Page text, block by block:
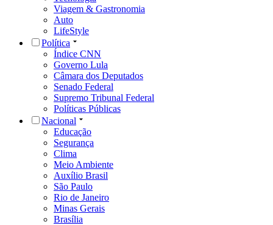
Viagem & Gastronomia
Auto
LifeStyle
Política
Índice CNN
Governo Lula
Câmara dos Deputados
Senado Federal
Supremo Tribunal Federal
Políticas Públicas
Nacional
Educação
Segurança
Clima
Meio Ambiente
Auxílio Brasil
São Paulo
Rio de Janeiro
Minas Gerais
Brasília